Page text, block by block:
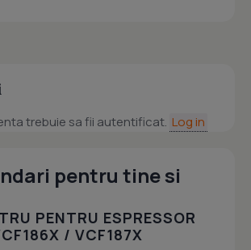
trebuie sa fii autentificat. Log in
pentru tine si
PENTRU ESPRESSOR
/ VCF187X